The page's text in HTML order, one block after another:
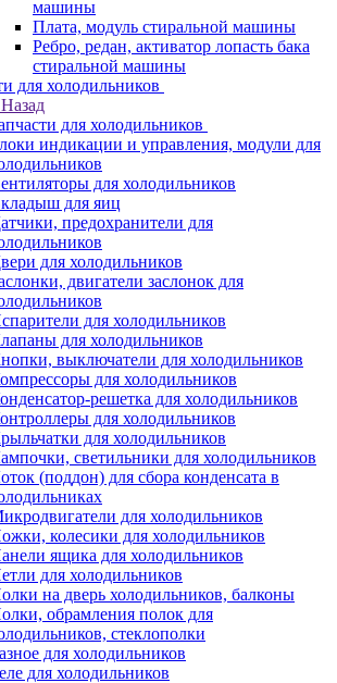
машины
Плата, модуль стиральной машины
Ребро, редан, активатор лопасть бака
стиральной машины
для холодильников
Назад
для холодильников
индикации и управления, модули для
для холодильников
для яиц
предохранители для
для холодильников
двигатели заслонок для
для холодильников
для холодильников
выключатели для холодильников
для холодильников
решетка для холодильников
для холодильников
для холодильников
светильники для холодильников
(поддон) для сбора конденсата в
для холодильников
колесики для холодильников
ящика для холодильников
для холодильников
на дверь холодильников, балконы
обрамления полок для
стеклополки
для холодильников
для холодильников